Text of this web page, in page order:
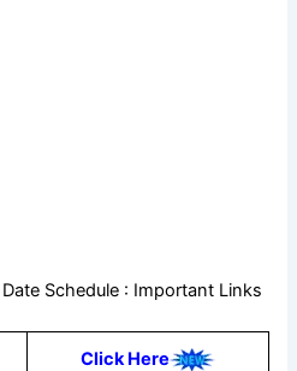
Schedule : Important Links
Click Here